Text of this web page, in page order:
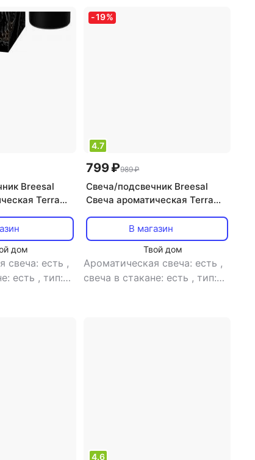
Breesal
Terra
дом
свеча: есть ,
есть , тип:
-19%
4.7
799 ₽989 ₽
Свеча/подсвечник Breesal
Свеча ароматическая Terra
В магазин
Твой дом
Ароматическая свеча: есть ,
свеча в стакане: есть ,тип:
4.6